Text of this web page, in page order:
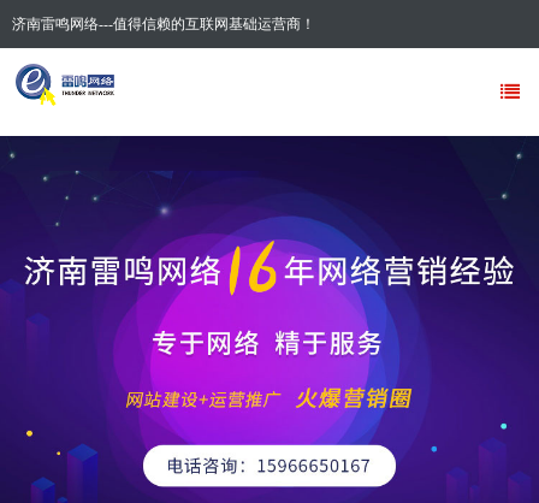
济南雷鸣网络---值得信赖的互联网基础运营商！